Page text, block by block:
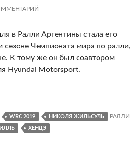
в Ралли Аргентины стала его
сезоне Чемпионата мира по ралли,
К тому же он был соавтором
Hyundai Motorsport.
WRC 2019 НИКОЛЯ ЖИЛЬСУЛЬ
РАЛЛИ
ХЁНДЭ